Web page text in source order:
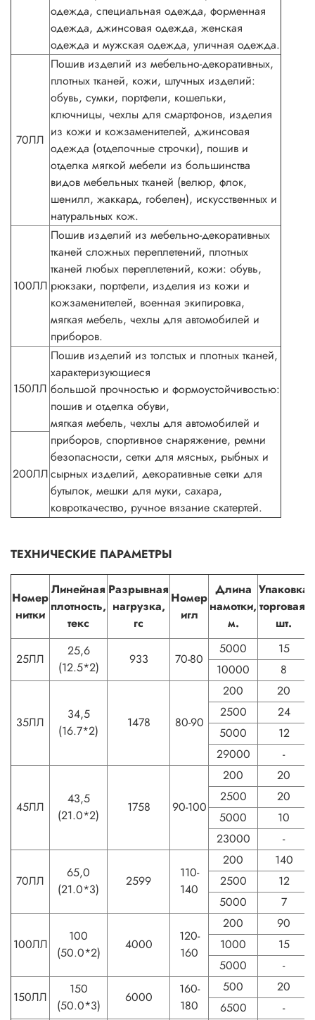
одежда, специальная одежда, форменная
одежда, джинсовая одежда, женская
одежда и мужская одежда, уличная одежда.
70ЛЛ
Пошив изделий из мебельно-декоративных,
плотных тканей, кожи, штучных изделий:
обувь, сумки, портфели, кошельки,
ключницы, чехлы для смартфонов, изделия
из кожи и кожзаменителей, джинсовая
одежда (отделочные строчки), пошив и
отделка мягкой мебели из большинства
видов мебельных тканей (велюр, флок,
шенилл, жаккард, гобелен), искусственных и
натуральных кож.
100ЛЛ
Пошив изделий из мебельно-декоративных
тканей сложных переплетений, плотных
тканей любых переплетений, кожи: обувь,
рюкзаки, портфели, изделия из кожи и
кожзаменителей, военная экипировка,
мягкая мебель, чехлы для автомобилей и
приборов.
150ЛЛ
Пошив изделий из толстых и плотных тканей,
характеризующиеся
большой прочностью и формоустойчивостью:
пошив и отделка обуви,
мягкая мебель, чехлы для автомобилей и
приборов, спортивное снаряжение, ремни
безопасности, сетки для мясных, рыбных и
сырных изделий, декоративные сетки для
бутылок, мешки для муки, сахара,
ковроткачество, ручное вязание скатертей.
200ЛЛ
ТЕХНИЧЕСКИЕ ПАРАМЕТРЫ
Номер
нитки
Линейная
плотность,
текс
Разрывная
нагрузка,
гс
Номер
игл
Длина
намотки,
м.
Упаковка
торговая,
шт.
25ЛЛ
25,6
(12.5*2)
933 70-80
5000
15
10000
8
35ЛЛ
34,5
(16.7*2)
1478 80-90
200
20
2500
24
5000
12
29000
-
45ЛЛ
43,5
(21.0*2)
1758 90-100
200
20
2500
20
5000
10
23000
-
70ЛЛ
65,0
(21.0*3)
2599
110-
140
200
140
2500
12
5000
7
100ЛЛ
100
(50.0*2)
4000
120-
160
200
90
1000
15
5000
-
150ЛЛ
150
(50.0*3)
6000
160-
180
500
20
6500
-